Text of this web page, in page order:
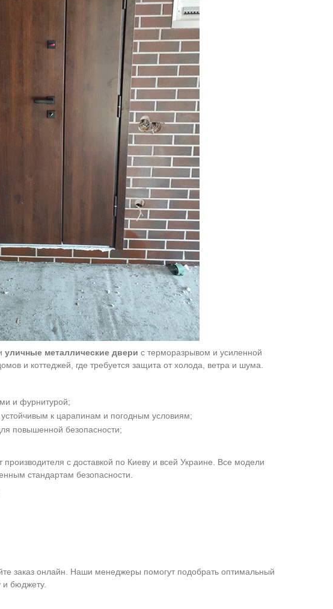
уличные металлические двери с терморазрывом и усиленной
и коттеджей, где требуется защита от холода, ветра и шума.
и фурнитурой;
к царапинам и погодным условиям;
повышенной безопасности;
производителя с доставкой по Киеву и всей Украине. Все модели
стандартам безопасности.
заказ онлайн. Наши менеджеры помогут подобрать оптимальный
и бюджету.